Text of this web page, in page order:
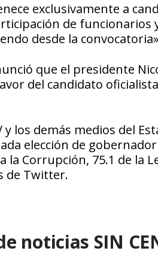
exclusivamente a
de funcionarios
desde la
que el presidente
del candidato
los demás medios del
elección de
la Corrupción, 75.1 de la
de Twitter.
noticias SIN